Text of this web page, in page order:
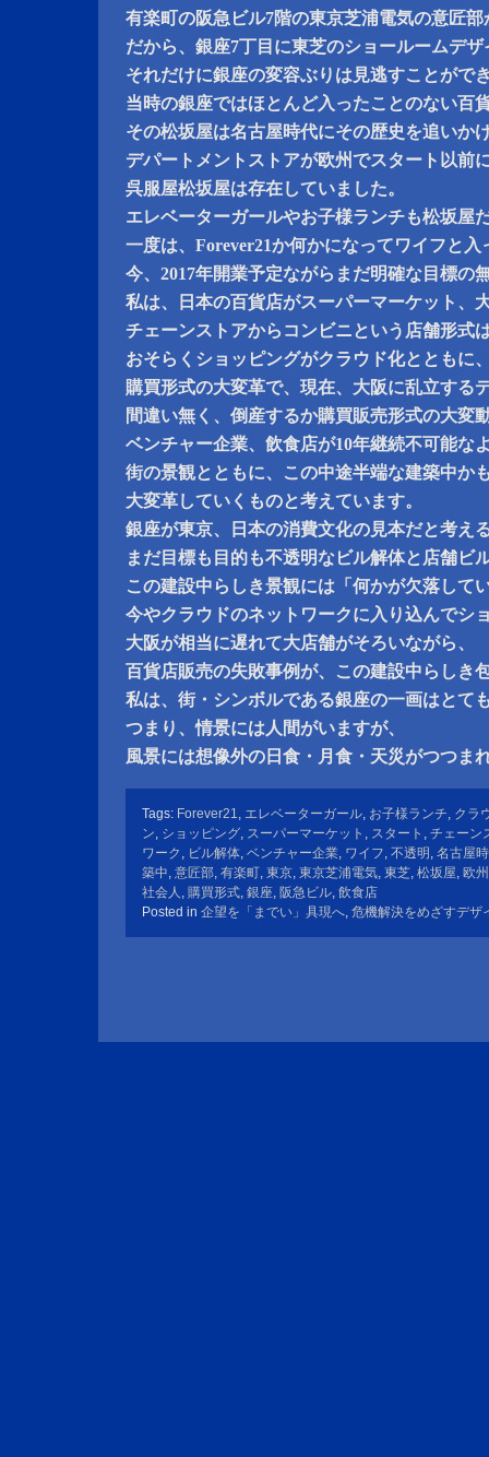
有楽町の阪急ビル7階の東京芝浦電気の意匠部
だから、銀座7丁目に東芝のショールームデ
それだけに銀座の変容ぶりは見逃すことがで
当時の銀座ではほとんど入ったことのない百
その松坂屋は名古屋時代にその歴史を追いか
デパートメントストアが欧州でスタート以前
呉服屋松坂屋は存在していました。
エレベーターガールやお子様ランチも松坂屋
一度は、Forever21か何かになってワイフと入
今、2017年開業予定ながらまだ明確な目標の
私は、日本の百貨店がスーパーマーケット、
チェーンストアからコンビニという店舗形式
おそらくショッピングがクラウド化とともに
購買形式の大変革で、現在、大阪に乱立する
間違い無く、倒産するか購買販売形式の大変
ベンチャー企業、飲食店が10年継続不可能な
街の景観とともに、この中途半端な建築中か
大変革していくものと考えています。
銀座が東京、日本の消費文化の見本だと考え
まだ目標も目的も不透明なビル解体と店舗ビ
この建設中らしき景観には「何かが欠落して
今やクラウドのネットワークに入り込んでシ
大阪が相当に遅れて大店舗がそろいながら、
百貨店販売の失敗事例が、この建設中らしき
私は、街・シンボルである銀座の一画はとて
つまり、情景には人間がいますが、
風景には想像外の日食・月食・天災がつつま
Tags: Forever21, エレベーターガール, お子様ランチ, クラ
ン, ショッピング, スーパーマーケット , スタート , チェーン
ワーク , ビル解体, ベンチャー企業, ワイフ, 不透明 , 名古屋
築中, 意匠部, 有楽町, 東京, 東京芝浦電気, 東芝, 松坂屋, 欧州
社会人 , 購買形式, 銀座, 阪急ビル, 飲食店
Posted in 企望を「までい」具現へ, 危機解決をめざすデザ